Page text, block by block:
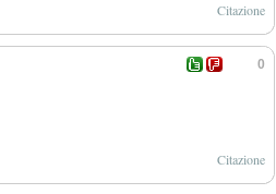
Citazione
0
Citazione